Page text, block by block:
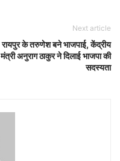
Next article
रायपुर के तरुणेश बने भाजपाई, केंद्रीय
मंत्री अनुराग ठाकुर ने दिलाई भाजपा की
सदस्यता